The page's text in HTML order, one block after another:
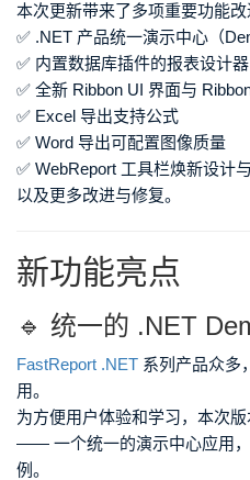
本次更新带来了多项重要功能改
✅ .NET 产品统一演示中心（
✅ 内置数据库插件的报表设计器
✅ 全新 Ribbon UI 界面与
✅ Excel 导出支持公式
✅ Word 导出可配置图像质量
✅ WebReport 工具栏焕新设计
以及更多改进与修复。
新功能亮点
🔹 统一的 .NET
FastReport .NET 系列产品众多
用。
为方便用户体验和学习，本次版
—— 一个统一的演示中心应用
例。